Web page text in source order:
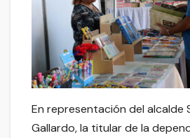
En representación del alcalde
Gallardo, la titular de la